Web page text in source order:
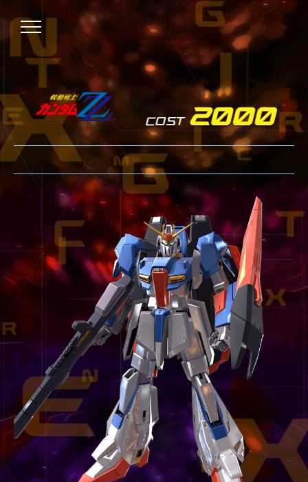
NEWS
ニュース
OVER BOOST
オーバーブースト
XVOOST
クロスブースト
EXVS2
エクストリームバーサス2
MAXI BOOST ON
マキシブーストオン
BEGINNER'S GUIDE
TECHNIQUE
テクニック
GLOSSARY
用語集
BUTTON PLACEMENT
ゲームパッドボタン配置
TWITTER
ツイッター
YOUTUBE
ユーチューブ